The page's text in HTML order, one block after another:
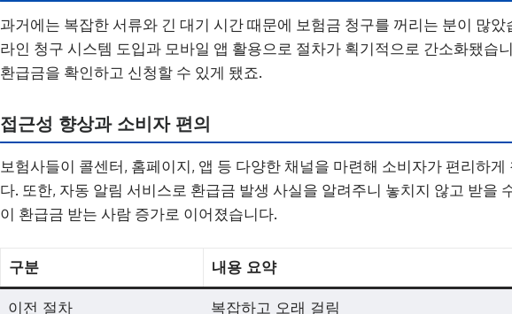
과거에는 복잡한 서류와 긴 대기 시간 때문에 보험금 청구를 꺼리는 분이 많
라인 청구 시스템 도입과 모바일 앱 활용으로 절차가 획기적으로 간소화됐습
환급금을 확인하고 신청할 수 있게 됐죠.
접근성 향상과 소비자 편의
보험사들이 콜센터, 홈페이지, 앱 등 다양한 채널을 마련해 소비자가 편리하
다. 또한, 자동 알림 서비스로 환급금 발생 사실을 알려주니 놓치지 않고 받을
이 환급금 받는 사람 증가로 이어졌습니다.
구분 내용 요약
이전 절차 복잡하고 오래 걸림